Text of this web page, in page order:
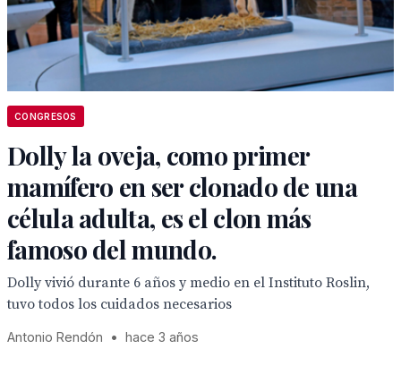
CONGRESOS
Dolly la oveja, como primer
mamífero en ser clonado de una
célula adulta, es el clon más
famoso del mundo.
Dolly vivió durante 6 años y medio en el Instituto Roslin,
tuvo todos los cuidados necesarios
Antonio Rendón • hace 3 años